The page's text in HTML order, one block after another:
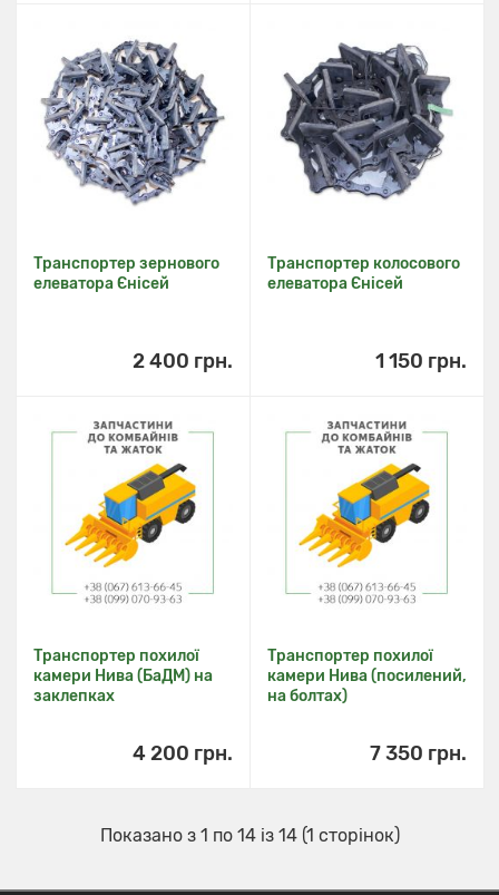
Транспортер зернового
елеватора Єнісей
2 400 грн.
Транспортер колосового
елеватора Єнісей
1 150 грн.
Транспортер похилої
камери Нива (БаДМ) на
заклепках
4 200 грн.
Транспортер похилої
камери Нива (посилений,
на болтах)
7 350 грн.
Показано з 1 по 14 із 14 (1 сторінок)